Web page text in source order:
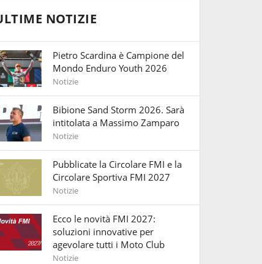
NOTIZIE
Pietro Scardina è Campione del
Mondo Enduro Youth 2026
Notizie
Bibione Sand Storm 2026. Sarà
intitolata a Massimo Zamparo
Notizie
Pubblicate la Circolare FMI e la
Circolare Sportiva FMI 2027
Notizie
Ecco le novità FMI 2027:
soluzioni innovative per
agevolare tutti i Moto Club
Notizie